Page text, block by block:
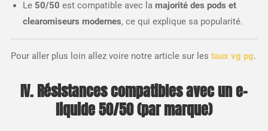
Le 50/50 est compatible avec la majorité des pods et
clearomiseurs modernes, ce qui explique sa popularité.
Pour aller plus loin allez voire notre article sur les taux vg pg.
IV. Résistances compatibles avec un e-
liquide 50/50 (par marque)